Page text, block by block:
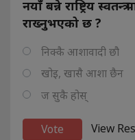
नयाँ बन्ने राष्ट्रिय
राख्नुभएको छ ?
निक्कै आशावादी छौ
खोइ, खासै आशा छैन
ज सुकै होस्
View